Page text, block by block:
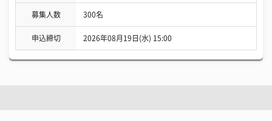
募集人数 300名
申込締切 2026年08月19日(水) 15:00